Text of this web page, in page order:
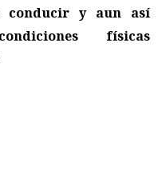
conducir y aun así
físicas